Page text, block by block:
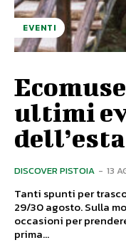
EVENTI
ultimi
DISCOVER PISTOIA - 13
Tanti spunti per
29/30 agosto. Sulla montagna pistoiese non mancano le
occasioni per
prima...